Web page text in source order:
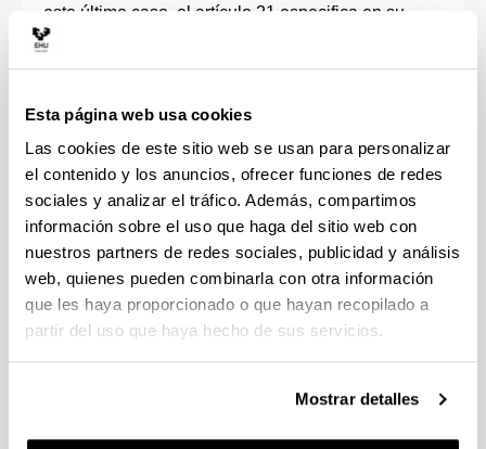
Esta página web usa cookies
Las cookies de este sitio web se usan para personalizar
el contenido y los anuncios, ofrecer funciones de redes
sociales y analizar el tráfico. Además, compartimos
información sobre el uso que haga del sitio web con
nuestros partners de redes sociales, publicidad y análisis
web, quienes pueden combinarla con otra información
que les haya proporcionado o que hayan recopilado a
partir del uso que haya hecho de sus servicios.
Mostrar detalles
este último caso, el artículo 21 especifica en su
apartado "a" lo siguiente:
"Si la unidad organizativa que oferte la posibilidad
de realizar programas de prácticas académicas
externas es un «servicio» de la UPV/EHU deberá
cumplirse que dicho servicio cuente con personal
de los grupos A o B de funcionarios o funcionarias
o, I o II de personal laboral de la administración y
que el instructor o instructora seleccionado
desempeñe puestos de trabajo de esos grupos y
acepte expresamente la propuesta."
Por otra parte, las memorias para la Solicitud de
NHD, CTA, y CCAA impartidos en la Facultad de